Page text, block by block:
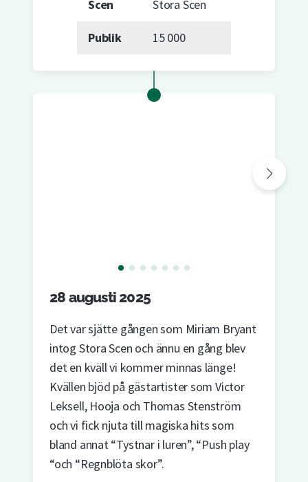
Scen Stora Scen
Publik 15 000
28 augusti 2025
Det var sjätte gången som Miriam Bryant
intog Stora Scen och ännu en gång blev
det en kväll vi kommer minnas länge!
Kvällen bjöd på gästartister som Victor
Leksell, Hooja och Thomas Stenström
och vi fick njuta till magiska hits som
bland annat “Tystnar i luren”, “Push play
“och “Regnblöta skor”.